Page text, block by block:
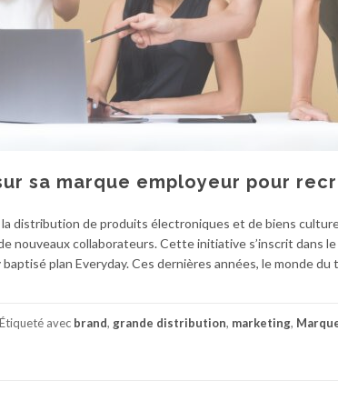
sa marque employeur pour
la distribution de produits électroniques et de biens
nouveaux collaborateurs. Cette initiative s’inscrit dans
plan Everyday. Ces dernières années, le monde
Étiqueté avec brand, grande distribution, marketing,